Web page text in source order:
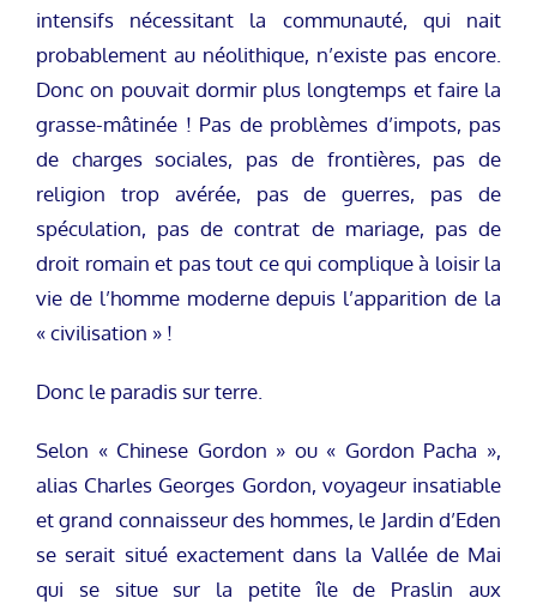
intensifs nécessitant la communauté, qui nait
probablement au néolithique, n’existe pas encore.
Donc on pouvait dormir plus longtemps et faire la
grasse-mâtinée ! Pas de problèmes d’impots, pas
de charges sociales, pas de frontières, pas de
religion trop avérée, pas de guerres, pas de
spéculation, pas de contrat de mariage, pas de
droit romain et pas tout ce qui complique à loisir la
vie de l’homme moderne depuis l’apparition de la
« civilisation » !
Donc le paradis sur terre.
Selon « Chinese Gordon » ou « Gordon Pacha »,
alias Charles Georges Gordon, voyageur insatiable
et grand connaisseur des hommes, le Jardin d’Eden
se serait situé exactement dans la Vallée de Mai
qui se situe sur la petite île de Praslin aux